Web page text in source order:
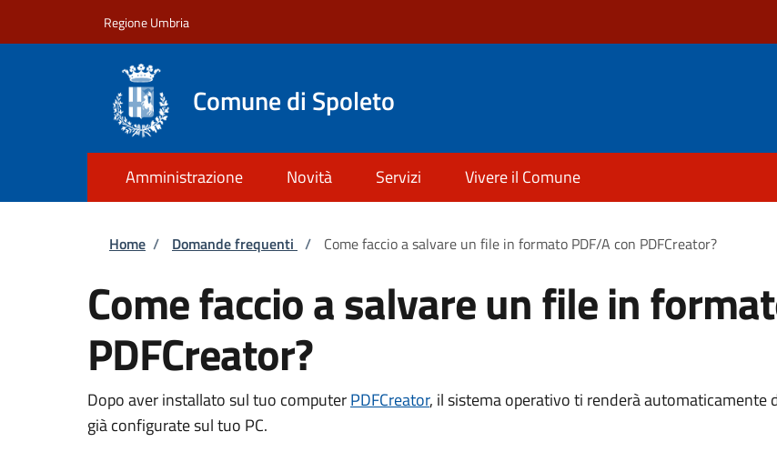
Regione Umbria
Comune di Spoleto
Amministrazione Novità Servizi Vivere il Comune
Briciole di pane
Home / Domande frequenti / Come faccio a salvare un file in formato PDF/A con PDFCreator?
Come faccio a salvare un file in
PDFCreator?
Dopo aver installato sul tuo computerPDFCreator, il sistema operativo ti renderà
già configurate sul tuo PC.